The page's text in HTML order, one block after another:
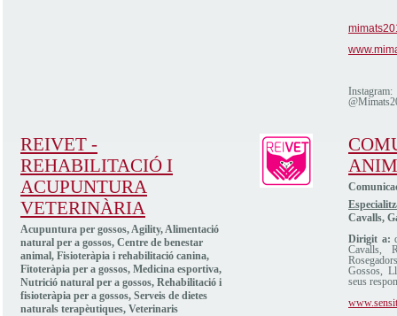
Instagram:
REIVET -
REHABILITACIÓ I
ACUPUNTURA
VETERINÀRIA
Acupuntura per gossos, Agility, Alimentació
natural per a gossos, Centre de benestar
animal, Fisioteràpia i rehabilitació canina,
Fitoteràpia per a gossos, Medicina esportiva,
Nutrició natural per a gossos, Rehabilitació i
fisioteràpia per a gossos, Serveis de dietes
naturals terapèutiques, Veterinaris
Cavalls,
Dirigit a:
Cavalls,
Gossos,
seus